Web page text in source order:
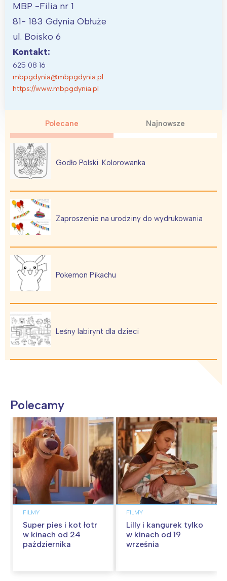
MBP -Filia nr 1
81- 183 Gdynia Obłuże
ul. Boisko 6
Kontakt:
625 08 16
mbpgdynia@mbpgdynia.pl
https://www.mbpgdynia.pl
Polecane Najnowsze
Godło Polski. Kolorowanka
Zaproszenie na urodziny do wydrukowania
Pokemon Pikachu
Leśny labirynt dla dzieci
Polecamy
FILMY
Super pies i kot łotr
w kinach od 24
października
FILMY
Lilly i kangurek tylko
w kinach od 19
września